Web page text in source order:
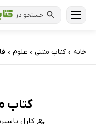
جستجو در
خانه › کتاب‌ متنی › علوم ›
کتاب
کارل